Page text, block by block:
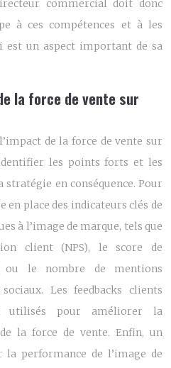
commercial doit donc
à ces compétences et à les
est un aspect important de sa
la force de vente sur
de la force de vente sur
les points forts et les
stratégie en conséquence. Pour
en place des indicateurs clés de
à l’image de marque, tels que
client (NPS), le score de
ou le nombre de mentions
Les feedbacks clients
utilisés pour améliorer la
la force de vente. Enfin, un
la performance de l’image de